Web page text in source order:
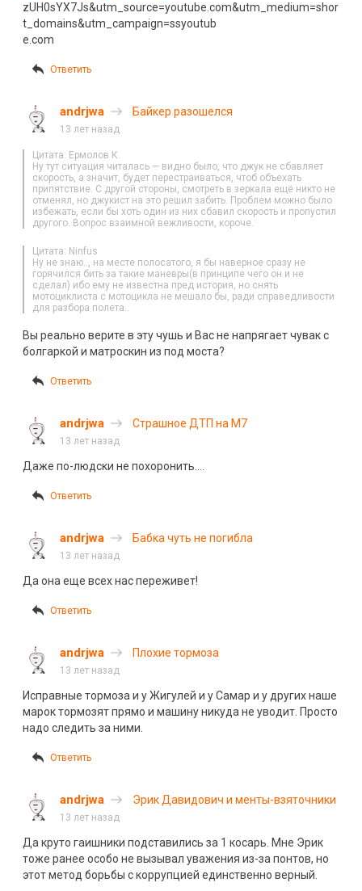
zUH0sYX7Js&utm_source=youtube.com&utm_medium=shor
t_domains&utm_campaign=ssyoutub
e.com
Ответить
andrjwa Байкер разошелся
13 лет назад
Цитата: Ермолов К.
Ну тут ситуация читалась — видно было, что джук не сбавляет
скорость, а значит, будет перестраиваться, чтоб объехать
припятствие. С другой стороны, смотреть в зеркала ещё никто не
отменял, но джукист на это решил забить. Проблем можно было
избежать, если бы хоть один из них сбавил скорость и пропустил
другого. Вопрос взаимной вежливости, короче.
Цитата: Ninfus
Ну не знаю.., на месте полосатого, я бы наверное сразу не
горячился бить за такие маневры(в принципе чего он и не
сделал) ибо ему не известна пред история, но снять
мотоциклиста с мотоцикла не мешало бы, ради справедливости
для разбора полета..
Вы реально верите в эту чушь и Вас не напрягает чувак с
болгаркой и матроскин из под моста?
Ответить
andrjwa Страшное ДТП на М7
13 лет назад
Даже по-людски не похоронить….
Ответить
andrjwa Бабка чуть не погибла
13 лет назад
Да она еще всех нас переживет!
Ответить
andrjwa Плохие тормоза
13 лет назад
Исправные тормоза и у Жигулей и у Самар и у других наше
марок тормозят прямо и машину никуда не уводит. Просто
надо следить за ними.
Ответить
andrjwa Эрик Давидович и менты-взяточники
13 лет назад
Да круто гаишники подставились за 1 косарь. Мне Эрик
тоже ранее особо не вызывал уважения из-за понтов, но
этот метод борьбы с коррупцией единственно верный.